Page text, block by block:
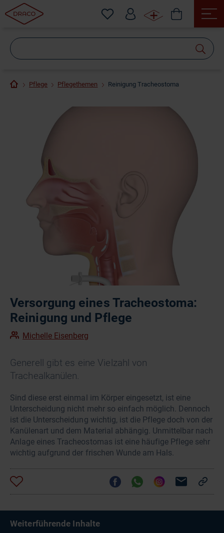
Pflege Pflegethemen Reinigung Tracheostoma
Versorgung eines Tracheostoma:
Reinigung und Pflege
Michelle Eisenberg
Generell gibt es eine Vielzahl von
Trachealkanülen.
Sind diese erst einmal im Körper eingesetzt, ist eine
Unterscheidung nicht mehr so einfach möglich. Dennoch
ist die Unterscheidung wichtig, ist die Pflege doch von der
Kanülenart und dem Material abhängig. Unmittelbar nach
Anlage eines Tracheostomas ist eine häufige Pflege sehr
wichtig aufgrund der frischen Wunde am Hals.
Weiterführende Inhalte
suchen